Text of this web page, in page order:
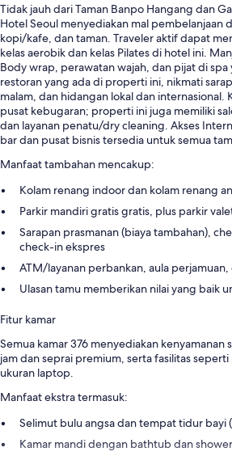
Tidak jauh dari Taman Banpo Hangang dan
Hotel Seoul menyediakan mal pembelanjaan
kopi/kafe, dan taman. Traveler aktif dapat
kelas aerobik dan kelas Pilates di hotel ini.
Body wrap, perawatan wajah, dan pijat di
restoran yang ada di properti ini, nikmati
malam, dan hidangan lokal dan internasional.
pusat kebugaran; properti ini juga memiliki
dan layanan penatu/dry cleaning. Akses
bar dan pusat bisnis tersedia untuk semua
Manfaat tambahan mencakup:
Kolam renang indoor dan kolam renang
Parkir mandiri gratis gratis, plus parkir
Sarapan prasmanan (biaya tambahan),
check-in ekspres
ATM/layanan perbankan, aula
Ulasan tamu memberikan nilai yang baik
Fitur kamar
Semua kamar 376 menyediakan kenyamanan
jam dan seprai premium, serta fasilitas
ukuran laptop.
Manfaat ekstra termasuk:
Selimut bulu angsa dan tempat tidur bayi
Kamar mandi dengan bathtub dan